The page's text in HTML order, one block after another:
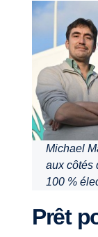
Michael
aux côtés
100 %
Prêt